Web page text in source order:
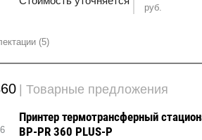
руб.
(5)
| Товарные предложения
Принтер термотрансферный
BP-PR 360 PLUS-P